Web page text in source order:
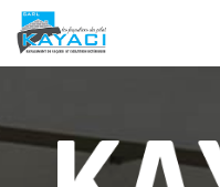
Aller
contenu
principal